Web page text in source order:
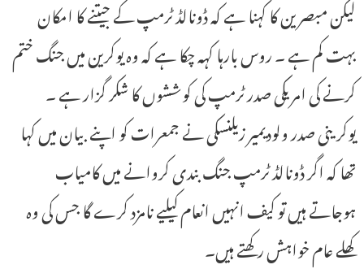
لیکن مبصرین کا کہنا ہے کہ ڈونالڈ ٹرمپ کے جیتنے کا امکان
بہت کم ہے ۔ روس بارہا کہہ چکا ہے کہ وہ یوکرین میں جنگ ختم
کرنے کی امریکی صدر ٹرمپ کی کوششوں کا شکر گزار ہے ۔
یوکرینی صدر ولودیمیر زیلنسکی نے جمعرات کو اپنے بیان میں کہا
تھا کہ اگر ڈونالڈ ٹرمپ جنگ بندی کروانے میں کامیاب
ہوجاتے ہیں تو کیف انہیں انعام کیلیے نامزد کرے گا جس کی وہ
کھلے عام خواہش رکھتے ہیں۔